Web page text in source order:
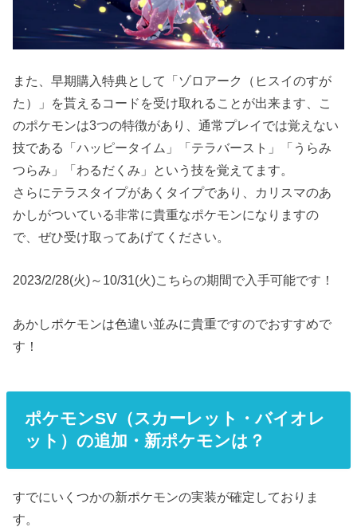
また、早期購入特典として「ゾロアーク（ヒスイのすが
た）」を貰えるコードを受け取れることが出来ます、こ
のポケモンは3つの特徴があり、通常プレイでは覚えない
技である「ハッピータイム」「テラバースト」「うらみ
つらみ」「わるだくみ」という技を覚えてます。
さらにテラスタイプがあくタイプであり、カリスマのあ
かしがついている非常に貴重なポケモンになりますの
で、ぜひ受け取ってあげてください。
2023/2/28(火)～10/31(火)こちらの期間で入手可能です！
あかしポケモンは色違い並みに貴重ですのでおすすめで
す！
ポケモンSV（スカーレット・バイオレ
ット）の追加・新ポケモンは？
すでにいくつかの新ポケモンの実装が確定しておりま
す。